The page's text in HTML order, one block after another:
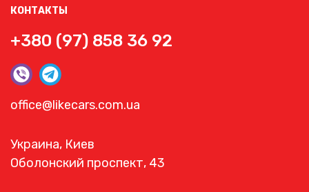
КОНТАКТЫ
+380 (97) 858 36 92
office@likecars.com.ua
Украина, Киев
Оболонский проспект, 43